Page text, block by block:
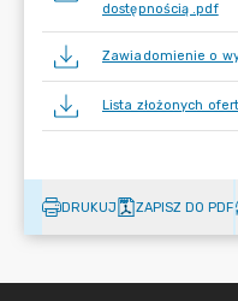
dostępnością .pdf
Zawiadomienie o
Lista złożonych
DRUKUJ ZAPISZ DO PDF